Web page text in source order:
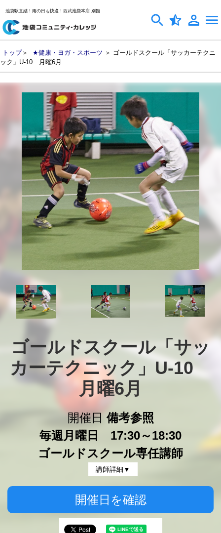
池袋駅直結！雨の日も快適！西武池袋本店 別館
トップ＞ ★健康・ヨガ・スポーツ ＞ ゴールドスクール「サッカーテクニ
ック」U-10 月曜6月
ゴールドスクール「サッ
カーテクニック」U-10
月曜6月
開催日備考参照
毎週月曜日 17:30～18:30
ゴールドスクール専任講師
講師詳細▼
開催日を確認